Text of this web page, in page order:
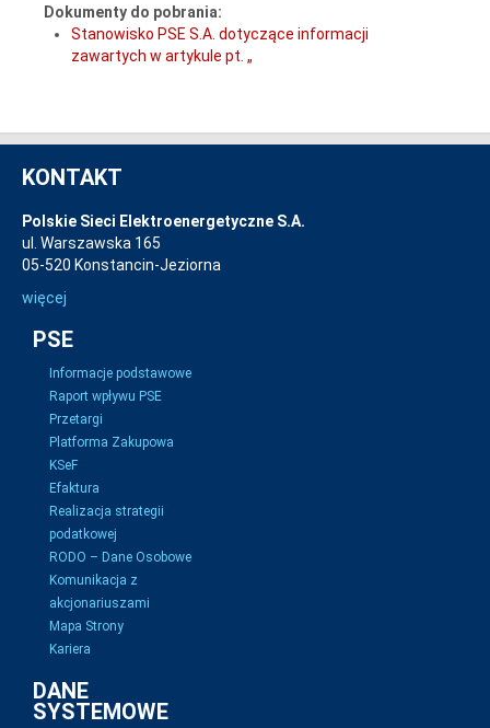
Dokumenty do pobrania:
Stanowisko PSE S.A. dotyczące informacji
zawartych w artykule pt. „
KONTAKT
Polskie Sieci Elektroenergetyczne S.A.
ul. Warszawska 165
05-520 Konstancin-Jeziorna
więcej
PSE
Informacje podstawowe
Raport wpływu PSE
Przetargi
Platforma Zakupowa
KSeF
Efaktura
Realizacja strategii
podatkowej
RODO – Dane Osobowe
Komunikacja z
akcjonariuszami
Mapa Strony
Kariera
DANE
SYSTEMOWE